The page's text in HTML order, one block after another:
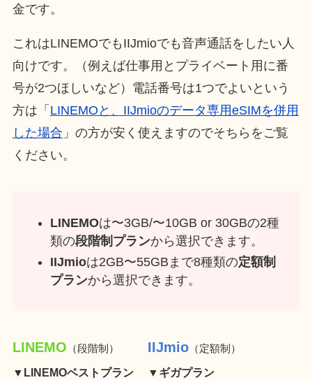
金です。
これはLINEMOでもIIJmioでも音声通話をしたい人
向けです。（例えば仕事用とプライベート用に番
号が2つほしいなど）電話番号は1つでよいという
方は「 LINEMOと、IIJmioのデータ専用eSIMを併用
した場合 」の方が安く使えますのでそちらをご覧
ください。
LINEMOは〜3GB/〜10GB or 30GBの2種
類の段階制プランから選択できます。
IIJmioは2GB〜55GBまで8種類の定額制
プランから選択できます。
LINEMO （段階制）
▼LINEMOベストプラン
IIJmio（定額制）
▼ギガプラン